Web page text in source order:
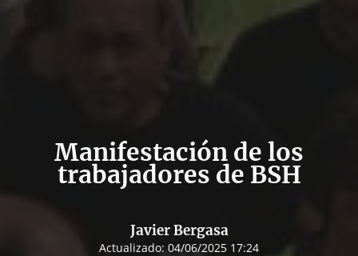
Manifestación de los
trabajadores de BSH
Javier Bergasa
Actualizado: 04/06/2025 17:24